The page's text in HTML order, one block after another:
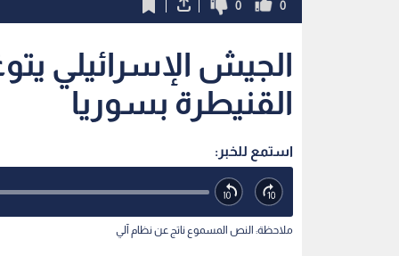
0
0
الجيش الإسرائيلي
القنيطرة بسوريا
استمع للخبر:
ملاحظة: النص المسموع ناتج عن نظام آلي